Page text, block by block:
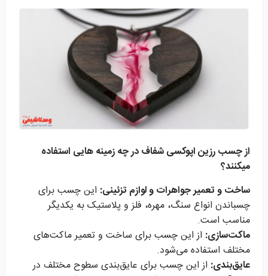
از چسب رزین اپوکسی شفاف در چه زمینه هایی استفاده
میکنند؟
ساخت و تعمیر جواهرات و لوازم تزئینی: این چسب برای
چسباندن انواع سنگ، مهره، فلز و پلاستیک به یکدیگر
مناسب است.
ماکت‌سازی: از این چسب برای ساخت و تعمیر ماکت‌های
مختلف استفاده می‌شود.
عایق‌بندی: از این چسب برای عایق‌بندی سطوح مختلف در